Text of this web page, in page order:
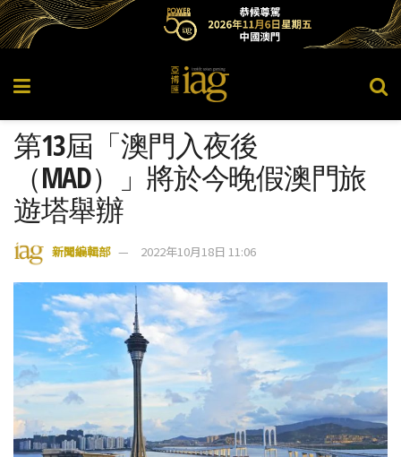
第13屆「澳門入夜後
（MAD）」將於今晚假澳門旅
遊塔舉辦
新聞編輯部 2022年10月18日 11:06